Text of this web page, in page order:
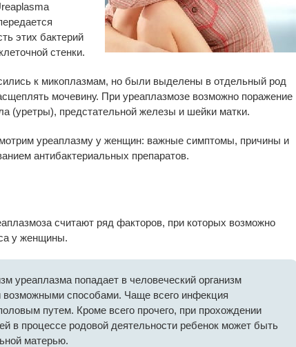
этих бактерий
стенки.
к микоплазмам, но были выделены в отдельный род
мочевину. При уреаплазмозе возможно поражение
(уретры), предстательной железы и шейки матки.
уреаплазму у женщин: важные симптомы, причины и
антибактериальных препаратов.
считают ряд факторов, при которых возможно
у женщины.
уреаплазма попадает в человеческий организм
возможными способами. Чаще всего инфекция
путем. Кроме всего прочего, при прохождении
в процессе родовой деятельности ребенок может быть
матерью.